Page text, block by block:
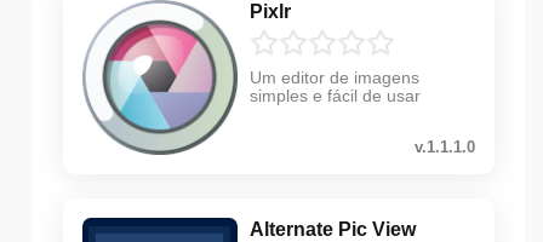
Pixlr
Um editor de imagens
simples e fácil de usar
v.1.1.1.0
Alternate Pic View